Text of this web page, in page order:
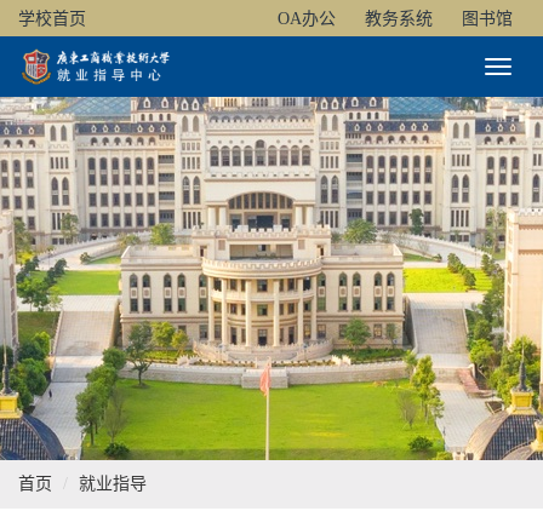
学校首页 OA办公 教务系统 图书馆
Toggle
首页 就业指导